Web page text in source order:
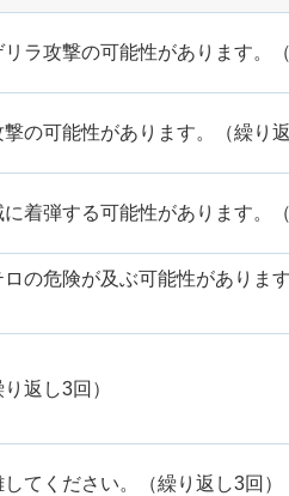
ラ攻撃の可能性があります。（
の可能性があります。（繰り返
着弾する可能性があります。（
の危険が及ぶ可能性がありま
返し3回）
てください。（繰り返し3回）